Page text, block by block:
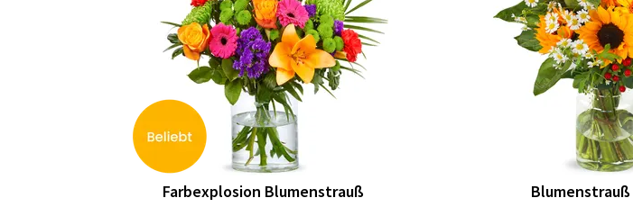
Farbexplosion Blumenstrauß Blumenstrauß